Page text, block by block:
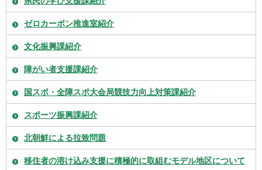
ゼロカーボン推進室紹介
文化振興課紹介
障がい者支援課紹介
国スポ・全障スポ大会局競技力向上対策課紹介
スポーツ振興課紹介
北朝鮮による拉致問題
移住者の溶け込み支援に積極的に取組むモデル地区について